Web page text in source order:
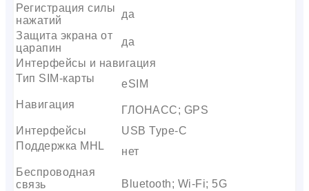
Регистрация силы
нажатий
да
Защита экрана от
царапин
да
Интерфейсы и навигация
Тип SIM-карты
eSIM
Навигация
ГЛОНАСС; GPS
Интерфейсы
USB Type-C
Поддержка MHL
нет
Беспроводная
связь
Bluetooth; Wi-Fi; 5G